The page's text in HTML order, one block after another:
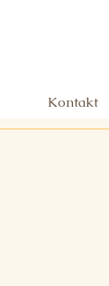
Kontakt